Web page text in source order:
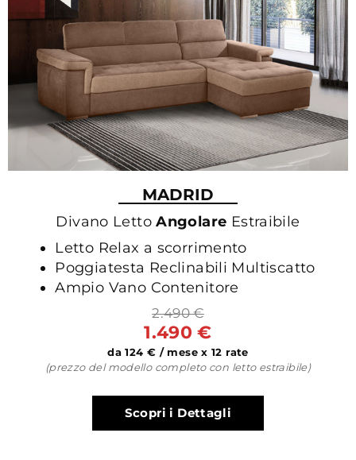
MADRID
Divano LettoAngolare Estraibile
Letto Relax a scorrimento
Poggiatesta Reclinabili Multiscatto
Ampio Vano Contenitore
2.490 €
1.490 €
da 124 € / mese x 12 rate
(prezzo del modello completo con letto estraibile)
Scopri i Dettagli